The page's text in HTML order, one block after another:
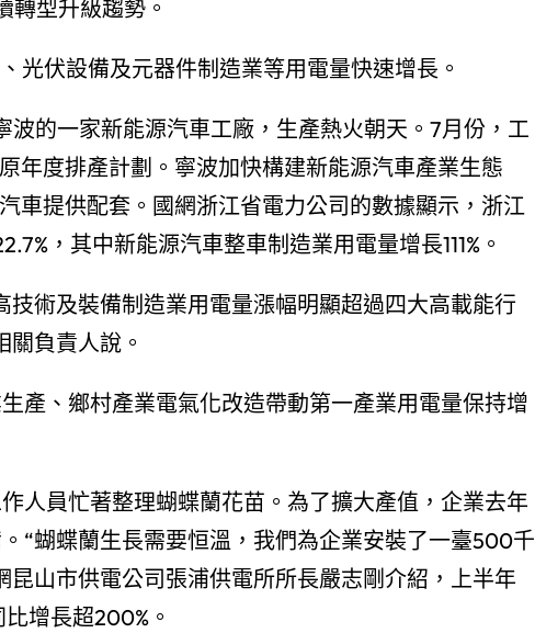
轉型升級趨勢。
光伏設備及元器件制造業等用電量快速增長。
的一家新能源汽車工廠，生產熱火朝天。7月份，工
年度排產計劃。寧波加快構建新能源汽車產業生態
車提供配套。國網浙江省電力公司的數據顯示，浙江
，其中新能源汽車整車制造業用電量增長111%。
術及裝備制造業用電量漲幅明顯超過四大高載能行
負責人說。
產、鄉村產業電氣化改造帶動第一產業用電量保持增
人員忙著整理蝴蝶蘭花苗。為了擴大產值，企業去年
“蝴蝶蘭生長需要恒溫，我們為企業安裝了一臺500千
山市供電公司張浦供電所所長嚴志剛介紹，上半年
增長超200%。